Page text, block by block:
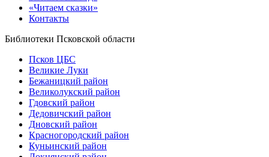
«Читаем сказки»
Контакты
Библиотеки Псковской области
Псков ЦБС
Великие Луки
Бежаницкий район
Великолукский район
Гдовский район
Дедовичский район
Дновский район
Красногородский район
Куньинский район